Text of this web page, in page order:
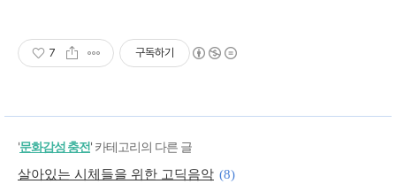
7 구독하기
'문화감성 충전' 카테고리의 다른 글
살아있는 시체들을 위한 고딕음악 (8)